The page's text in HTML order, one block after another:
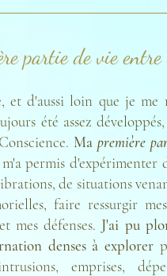
partie de vie entre
et d'aussi loin que je me
été assez
Ma première
permis d'expérimenter
de situations
faire ressurgir
mes défenses. J'ai pu
denses à explorer
emprises,